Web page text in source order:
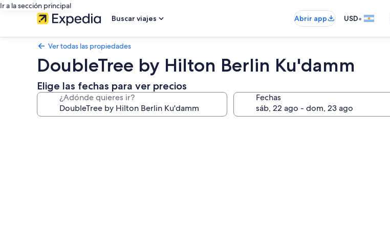
Ir a la sección principal
Buscar viajes
Abrir app USD•
Ver todas las propiedades
DoubleTree by Hilton Berlin Ku'damm
Elige las fechas para ver precios
¿Adónde quieres ir? Fechas